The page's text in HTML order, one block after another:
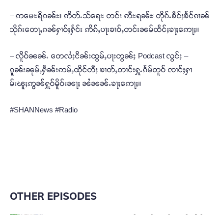
– ဢမေႊရိၵၼ်ႊ၊ ဢိတ်ႉသ်ရေႊ တင်း ဢီႊရၼ်ႊ တိုၵ်ႉၶဵင်ႈၶႅင်ၵၢၼ်
သိုၵ်းတေႃႇၵၼ်ႁၢဝ်ႈႁႅင်း ဢိၵ်ႇပႃးၶၢဝ်ႇတင်းၼမ်ထႅင်ႈၶႃႈဢေႃႈ။
– လိူဝ်ၼၼ်ႉ တေလႆႈငိၼ်းထွမ်ႇပႃးတွၼ်ႈ Podcast လွင်ႈ –
ၵူၼ်းၼုမ်ႇႁဵၼ်းဢမ်ႇထိုင်တီႈ ၶၢတ်ႇတၢင်းႁူႉၵႅမ်တူဝ် ၸၢင်ႈႁၢ
မ်းၽူႈဢွၼ်ႁူဝ်မိူဝ်းၼႃႈ ၼႆၼၼ်ႉၶႃႈဢေႃႈ။
#SHANNews #Radio
OTHER EPISODES